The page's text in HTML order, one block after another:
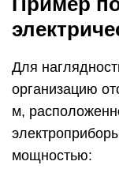
Для
организацию
м,
мощностью: